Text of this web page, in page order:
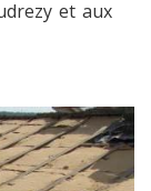
et aux